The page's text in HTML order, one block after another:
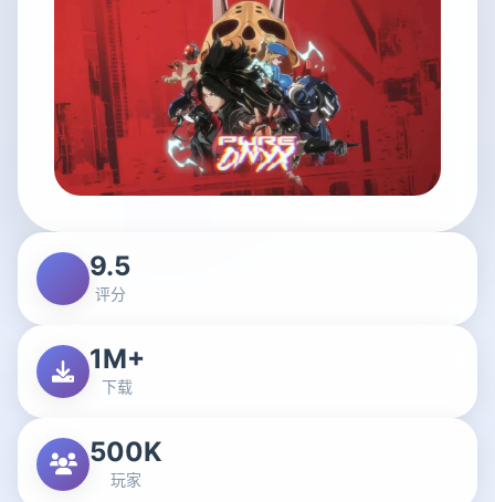
9.5
评分
1M+
下载
500K
玩家